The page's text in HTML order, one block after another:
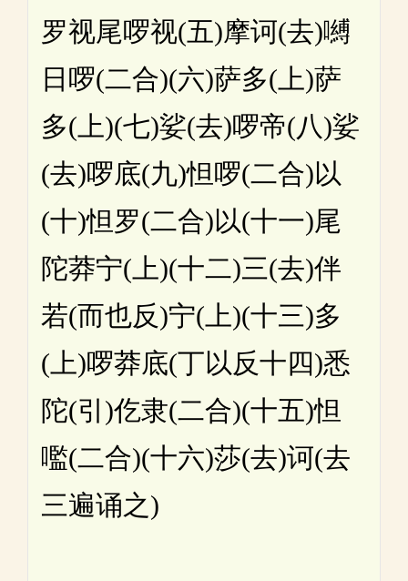
罗视尾啰视(五)摩诃(去)嚩
日啰(二合)(六)萨多(上)萨
多(上)(七)娑(去)啰帝(八)娑
(去)啰底(九)怛啰(二合)以
(十)怛罗(二合)以(十一)尾
陀莽宁(上)(十二)三(去)伴
若(而也反)宁(上)(十三)多
(上)啰莽底(丁以反十四)悉
陀(引)仡隶(二合)(十五)怛
嚂(二合)(十六)莎(去)诃(去
三遍诵之)